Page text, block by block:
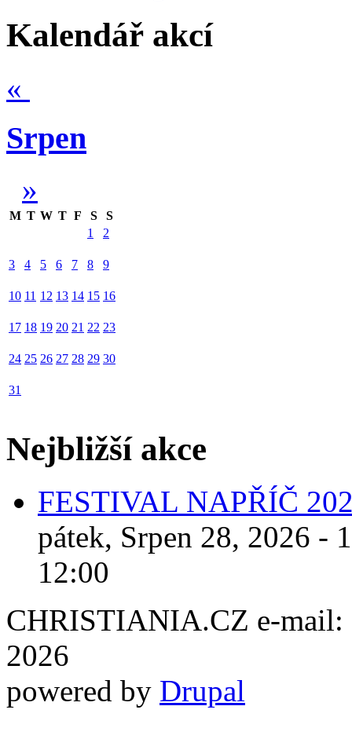
Kalendář akcí
«
Srpen
»
M T W T F S
S
1
2
3 4 5 6 7 8 9
10 11 12 13 14 15 16
17 18 19 20 21 22 23
24 25 26 27 28 29 30
31
Nejbližší akce
FESTIVAL NAPŘÍČ
pátek, Srpen 28, 2026 -
12:00
CHRISTIANIA.CZ e-mail:
2026
powered by Drupal